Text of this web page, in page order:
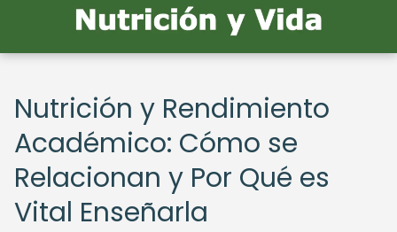
Nutrición y Rendimiento
Académico: Cómo se
Relacionan y Por Qué es
Vital Enseñarla